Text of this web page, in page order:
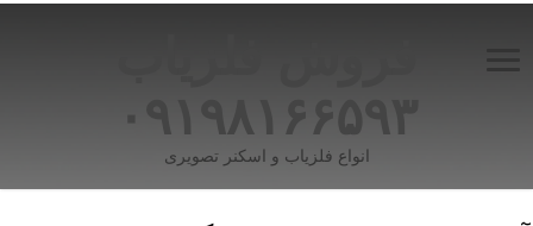
۰۹۱۹۸۱۶۶۵۹۳
انواع فلزیاب و اسکنر تصویری